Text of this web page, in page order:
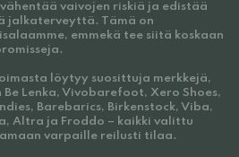
vaivojen riskiä ja edistää
jalkaterveyttä. Tämä on
emmekä tee siitä koskaan
löytyy suosittuja merkkejä,
Be Lenka, Vivobarefoot, Xero Shoes,
Barebarics, Birkenstock, Viba,
Altra ja Froddo – kaikki valittu
varpaille reilusti tilaa.